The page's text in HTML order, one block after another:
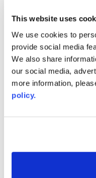
This website uses
We use cookies to
provide social media
We also share
our social media,
more information,
policy.
ANCHOS de hasta
¡Láminas de hasta
¡Las bobinas están
pueden abarcar hasta
ESPESOR DE
Color y estética,
modificar para una